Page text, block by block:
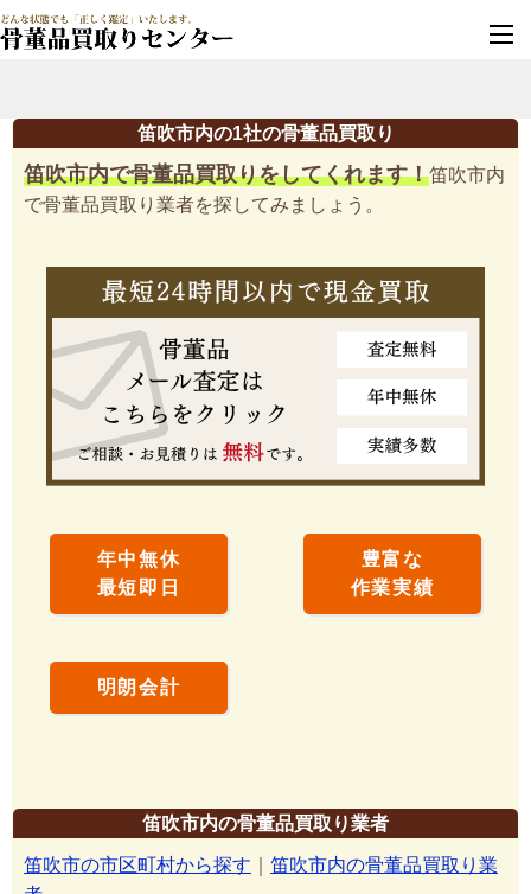
笛吹市内の1社の骨董品買取り
笛吹市内で骨董品買取りをしてくれます！笛吹市内
で骨董品買取り業者を探してみましょう。
年中無休
最短即日
豊富な
作業実績
明朗会計
笛吹市内の骨董品買取り業者
笛吹市の市区町村から探す
笛吹市内の骨董品買取り業